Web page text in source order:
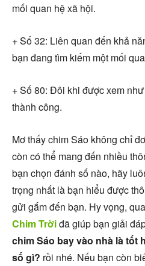
mối quan hệ xã hội.
+ Số 32: Liên quan đến khả
bạn đang tìm kiếm một mối
+ Số 80: Đôi khi được xem
thành công.
Mơ thấy chim Sáo không chỉ
còn có thể mang đến nhiều
bạn chọn đánh số nào, hãy
trọng nhất là bạn hiểu được
gửi gắm đến bạn. Hy vọng,
Chim Trờiđã giúp bạn giải
chim Sáo bay vào nhà là tốt
số gì? rồi nhé. Nếu bạn còn